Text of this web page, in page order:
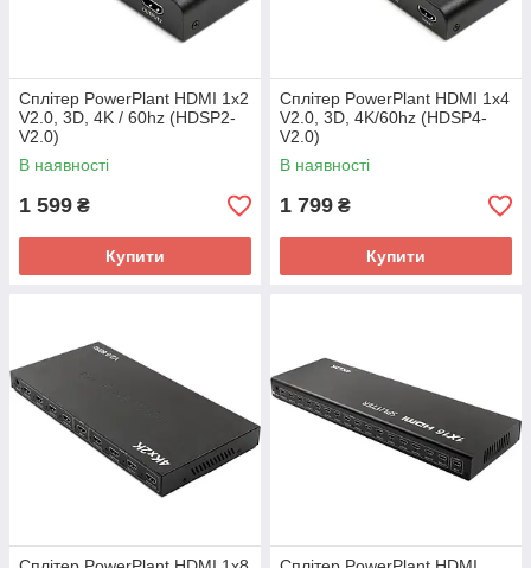
Сплітер PowerPlant HDMI 1x2
V2.0, 3D, 4K / 60hz (HDSP2-
V2.0)
В наявності
1 599 ₴
Купити
Сплітер PowerPlant HDMI 1x4
V2.0, 3D, 4K/60hz (HDSP4-
V2.0)
В наявності
1 799 ₴
Купити